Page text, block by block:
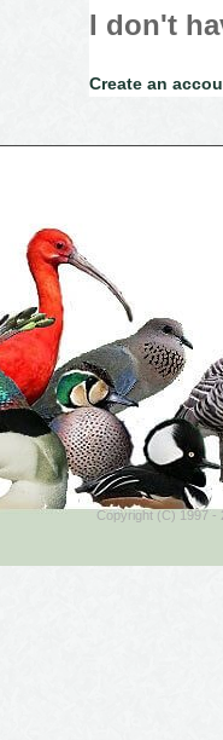
I don't
Create an
Copyright (C) 1997 -